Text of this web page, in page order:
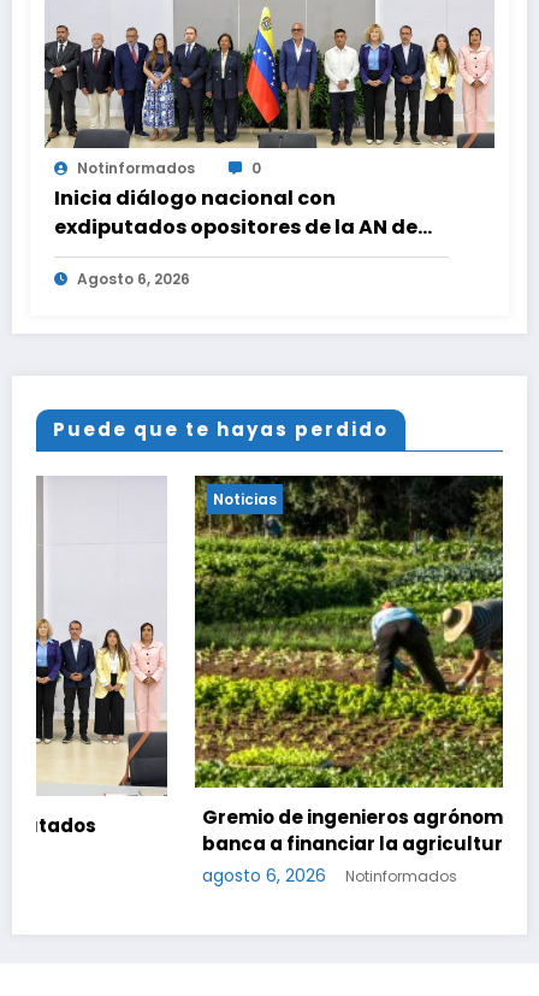
Notinformados 0
Inicia diálogo nacional con
exdiputados opositores de la AN de
2015
Agosto 6, 2026
Puede que te hayas perdido
Gremio de ingenieros agrónomos insta a la
banca a financiar la agricultura familiar
Notinformados